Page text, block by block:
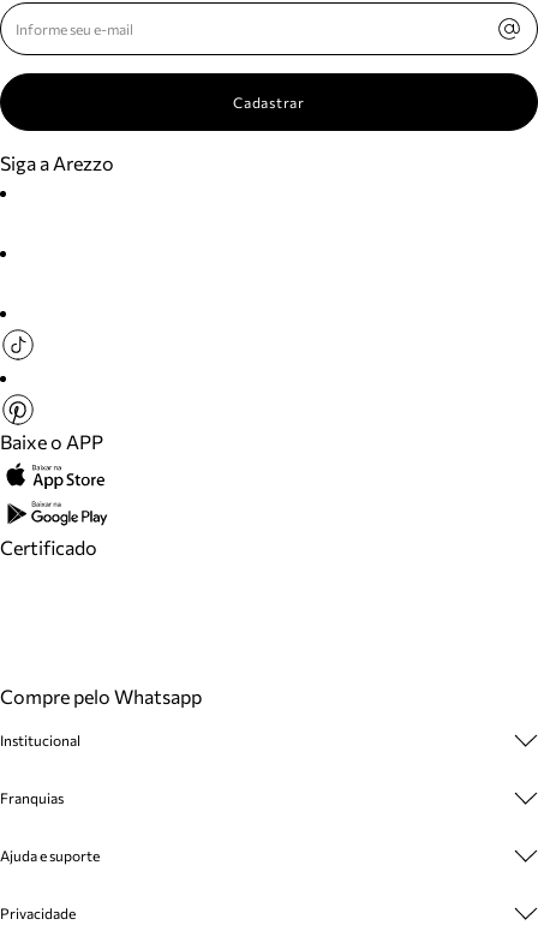
Cadastrar
Siga a Arezzo
Baixe o APP
Certificado
Compre pelo Whatsapp
Institucional
Cashback
Venda Corporativa
Franquias
Plano de Negócio
Ajuda e suporte
Privacidade